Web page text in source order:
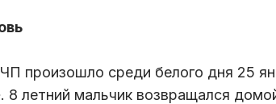
произошло среди белого дня 25
8 летний мальчик возвращался